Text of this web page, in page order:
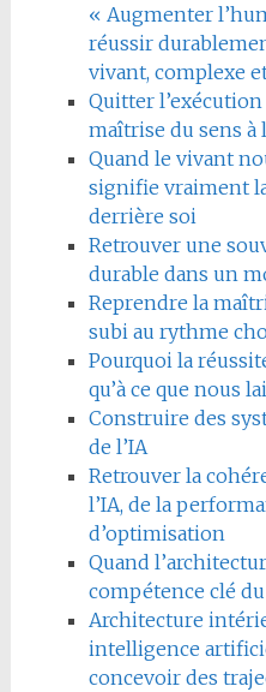
« Augmenter
réussir
vivant, complexe
Quitter
maîtrise du sens à
Quand le vivant
signifie vraiment
derrière soi
Retrouver une
durable dans un
Reprendre la
subi au rythme
Pourquoi la
qu’à ce que nous
Construire des
de l’IA
Retrouver la
l’IA, de la
d’optimisation
Quand
compétence clé du
Architecture
intelligence
concevoir des